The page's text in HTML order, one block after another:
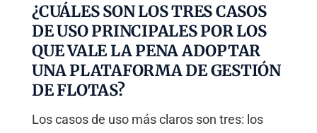
¿CUÁLES SON LOS TRES CASOS
DE USO PRINCIPALES POR LOS
QUE VALE LA PENA ADOPTAR
UNA PLATAFORMA DE GESTIÓN
DE FLOTAS?
Los casos de uso más claros son tres: los